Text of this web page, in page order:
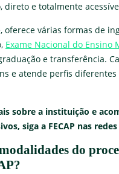
direto e totalmente
oferece várias formas de
Exame Nacional do Ensino
e transferência.
e atende perfis diferentes
sobre a instituição e
siga a FECAP nas
do